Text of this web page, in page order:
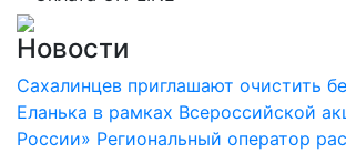
Новости
Сахалинцев приглашают очистить
Еланька в рамках Всероссийской
России» Региональный оператор